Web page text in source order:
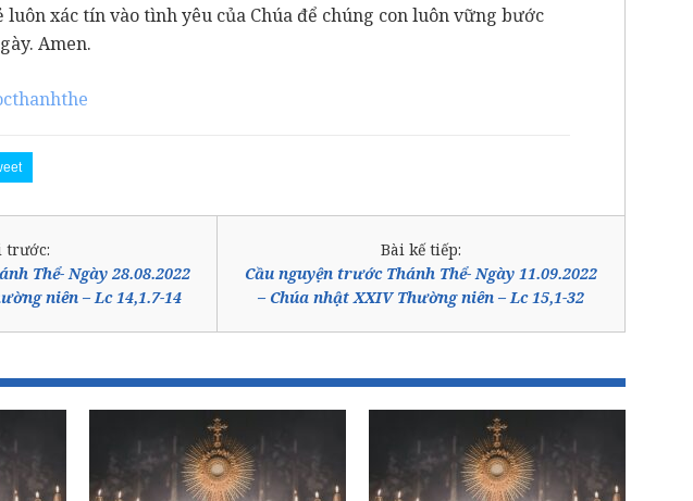
xác tín vào tình yêu của Chúa để chúng con luôn vững bước
Amen.
trước:
Thể- Ngày 28.08.2022
niên – Lc 14,1.7-14
Bài kế tiếp:
Cầu nguyện trước Thánh Thể- Ngày 11.09.2022
– Chúa nhật XXIV Thường niên – Lc 15,1-32